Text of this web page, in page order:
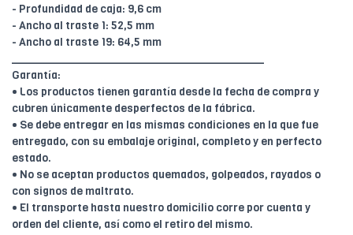
- Profundidad de caja: 9,6 cm
- Ancho al traste 1: 52,5 mm
- Ancho al traste 19: 64,5 mm
Garantía:
• Los productos tienen garantía desde la fecha de compra y
cubren únicamente desperfectos de la fábrica.
• Se debe entregar en las mismas condiciones en la que fue
entregado, con su embalaje original, completo y en perfecto
estado.
• No se aceptan productos quemados, golpeados, rayados o
con signos de maltrato.
• El transporte hasta nuestro domicilio corre por cuenta y
orden del cliente, así como el retiro del mismo.